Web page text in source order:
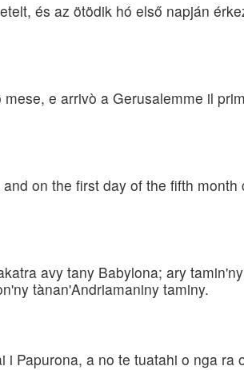
és az ötödik hó első napján
e arrivò a Gerusalemme il
on the first day of the fifth
avy tany Babylona; ary
tànan'Andriamaniny taminy.
Papurona, a no te tuatahi o nga ra